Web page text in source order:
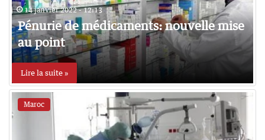
14 janvier 2022 - 12:13
Pénurie de médicaments: nouvelle mise
au point
Lire la suite »
Maroc